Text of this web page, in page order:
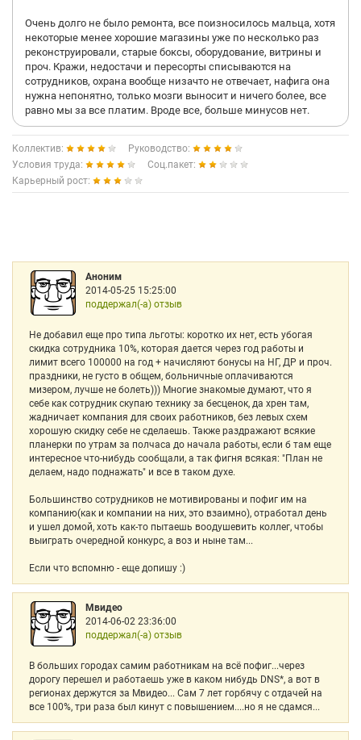
Очень долго не было ремонта, все поизносилось мальца, хотя
некоторые менее хорошие магазины уже по несколько раз
реконструировали, старые боксы, оборудование, витрины и
проч. Кражи, недостачи и пересорты списываются на
сотрудников, охрана вообще низачто не отвечает, нафига она
нужна непонятно, только мозги выносит и ничего более, все
равно мы за все платим. Вроде все, больше минусов нет.
Коллектив:
Руководство:
Условия труда:
Соц.пакет:
Карьерный рост:
Аноним
2014-05-25 15:25:00
поддержал(-а) отзыв
Не добавил еще про типа льготы: коротко их нет, есть убогая
скидка сотрудника 10%, которая дается через год работы и
лимит всего 100000 на год + начисляют бонусы на НГ, ДР и проч.
праздники, не густо в общем, больничные оплачиваются
мизером, лучше не болеть))) Многие знакомые думают, что я
себе как сотрудник скупаю технику за бесценок, да хрен там,
жадничает компания для своих работников, без левых схем
хорошую скидку себе не сделаешь. Также раздражают всякие
планерки по утрам за полчаса до начала работы, если б там еще
интересное что-нибудь сообщали, а так фигня всякая: "План не
делаем, надо поднажать" и все в таком духе.
Большинство сотрудников не мотивированы и пофиг им на
компанию(как и компании на них, это взаимно), отработал день
и ушел домой, хоть как-то пытаешь воодушевить коллег, чтобы
выиграть очередной конкурс, а воз и ныне там...
Если что вспомню - еще допишу :)
Мвидео
2014-06-02 23:36:00
поддержал(-а) отзыв
В больших городах самим работникам на всё пофиг...через
дорогу перешел и работаешь уже в каком нибудь DNS*, а вот в
регионах держутся за Мвидео... Сам 7 лет горбячу с отдачей на
все 100%, три раза был кинут с повышением....но я не сдамся...